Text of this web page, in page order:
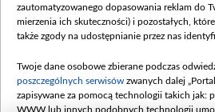
zautomatyzowanego dopasowania reklam do
mierzenia ich skuteczności) i pozostałych,
także zgody na udostępnianie przez nas
Twoje dane osobowe zbierane podczas
poszczególnych serwisów zwanych dalej
zapisywane za pomocą technologii takich jak:
WWW lub innych podobnych technologii